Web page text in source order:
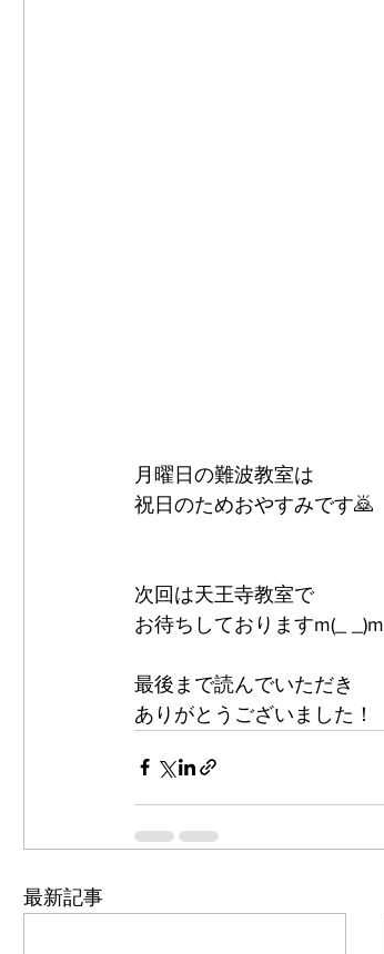
月曜日の難波教室は
祝日のためおやすみです🙇
次回は天王寺教室で
お待ちしておりますm(_ _)m
最後まで読んでいただき
ありがとうございました！
最新記事